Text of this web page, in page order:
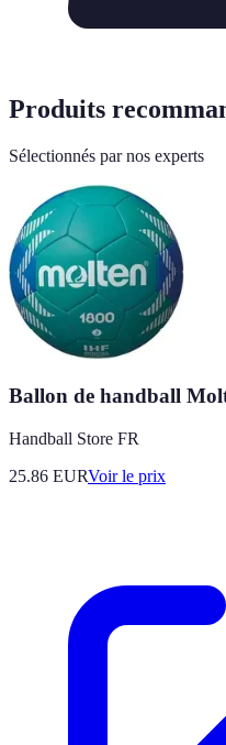
Produits
Sélectionnés par nos experts
Ballon de handball
Handball Store FR
25.86 EURVoir le prix